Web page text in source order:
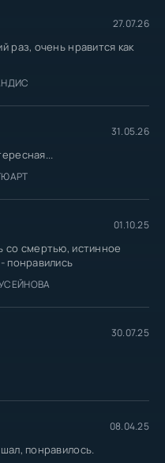
27.07.26
раз, очень нравится как
31.05.26
01.10.25
со смертью, истинное
понравились
30.07.25
08.04.25
понравилось.